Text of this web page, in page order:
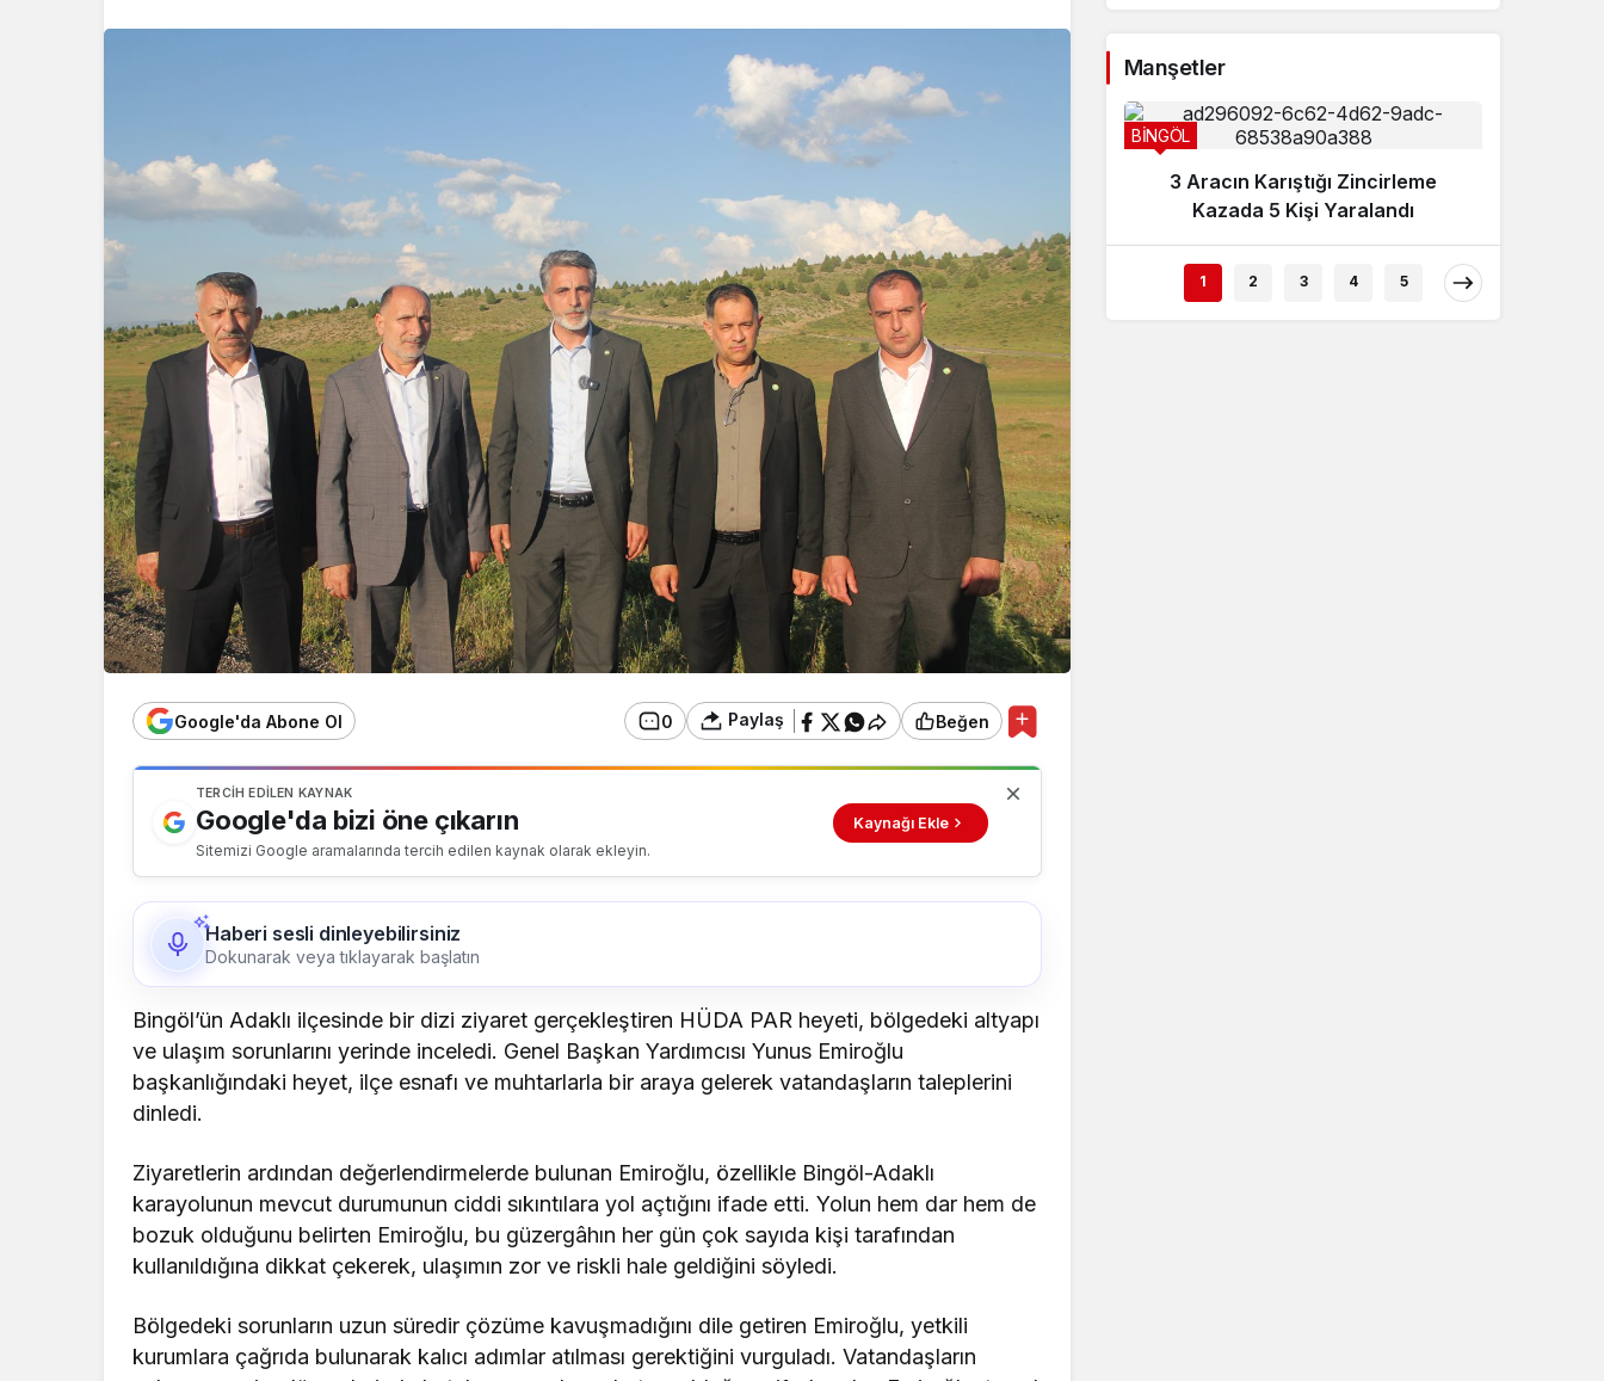
Google'da Abone Ol 0 Paylaş Beğen
TERCIH EDILEN KAYNAK
Google'da bizi öne çıkarın
Sitemizi Google aramalarında tercih edilen kaynak olarak ekleyin.
Kaynağı Ekle
Haberi sesli dinleyebilirsiniz
Dokunarak veya tıklayarak başlatın
Bingöl’ün Adaklı ilçesinde bir dizi ziyaret gerçekleştiren HÜDA PAR heyeti, bölgedeki altyapı
ve ulaşım sorunlarını yerinde inceledi. Genel Başkan Yardımcısı Yunus Emiroğlu
başkanlığındaki heyet, ilçe esnafı ve muhtarlarla bir araya gelerek vatandaşların taleplerini
dinledi.
Ziyaretlerin ardından değerlendirmelerde bulunan Emiroğlu, özellikle Bingöl-Adaklı
karayolunun mevcut durumunun ciddi sıkıntılara yol açtığını ifade etti. Yolun hem dar hem de
bozuk olduğunu belirten Emiroğlu, bu güzergâhın her gün çok sayıda kişi tarafından
kullanıldığına dikkat çekerek, ulaşımın zor ve riskli hale geldiğini söyledi.
Bölgedeki sorunların uzun süredir çözüme kavuşmadığını dile getiren Emiroğlu, yetkili
kurumlara çağrıda bulunarak kalıcı adımlar atılması gerektiğini vurguladı. Vatandaşların
Manşetler
BİNGÖL
3 Aracın Karıştığı Zincirleme
Kazada 5 Kişi Yaralandı
1 2 3 4 5